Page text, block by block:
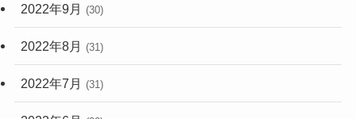
2022年9月 (30)
2022年8月 (31)
2022年7月 (31)